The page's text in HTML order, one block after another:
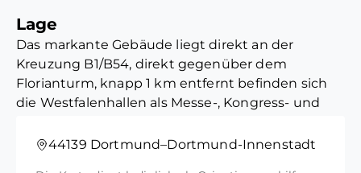
Hochhaus7.OG1.325 m²Büro Ab.
Hochhaus8.OG1.325 m²Büro Ab.
Hochhaus9.OG1.325 m²Büro Ab.
Hochhaus10.OG1.325 m²Büro Ab.
Hochhaus12.OG1.325 m²Büro Ab.
Beleuchtung, 6 Aufzüge,
Sonnenschutz.
Aufteilung und Ausstattung nach
Lage
Das markante Gebäude liegt direkt an der
Kreuzung B1/B54, direkt gegenüber dem
Florianturm, knapp 1 km entfernt befinden sich
die Westfalenhallen als Messe-, Kongress- und
Fußballs, Deutschlands größtes Fußballstadion,
44139 Dortmund–Dortmund-Innenstadt